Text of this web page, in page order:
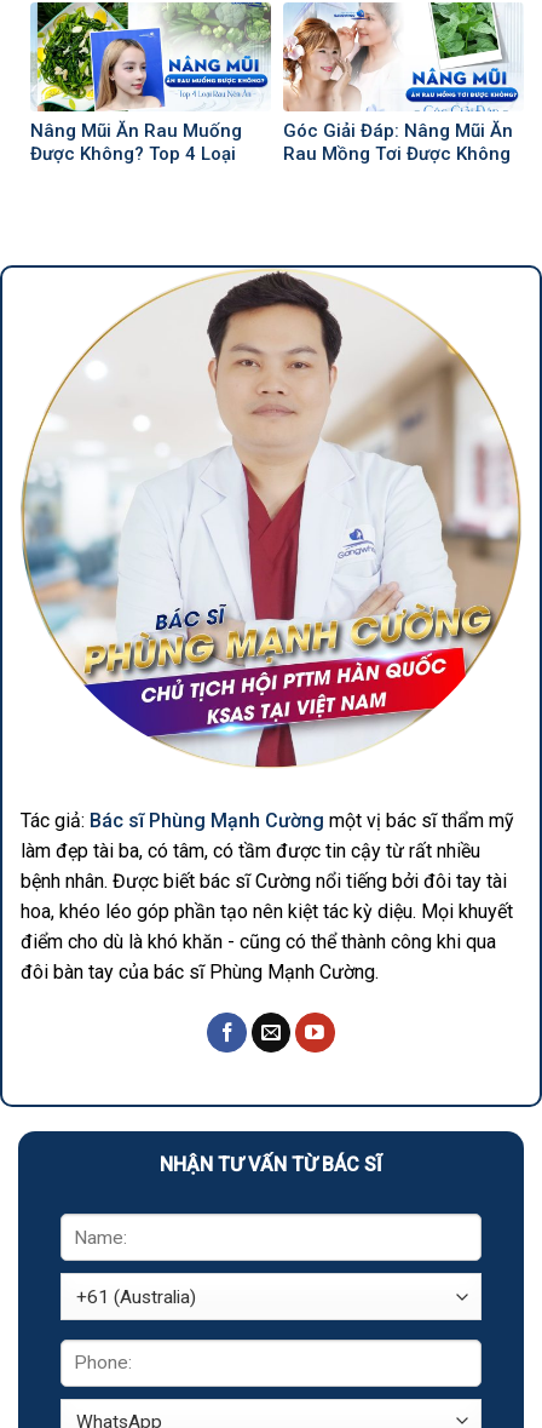
Nâng Mũi Ăn Rau Muống
Được Không? Top 4 Loại
Góc Giải Đáp: Nâng Mũi Ăn
Rau Mồng Tơi Được Không
Tác giả: Bác sĩ Phùng Mạnh Cường một vị bác sĩ thẩm mỹ
làm đẹp tài ba, có tâm, có tầm được tin cậy từ rất nhiều
bệnh nhân. Được biết bác sĩ Cường nổi tiếng bởi đôi tay tài
hoa, khéo léo góp phần tạo nên kiệt tác kỳ diệu. Mọi khuyết
điểm cho dù là khó khăn - cũng có thể thành công khi qua
đôi bàn tay của bác sĩ Phùng Mạnh Cường.
NHẬN TƯ VẤN TỪ BÁC SĨ